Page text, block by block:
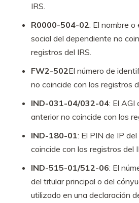
IRS.
R0000-504-02: El nombre o
social del dependiente no
registros del IRS.
FW2-502El número de
no coincide con los registros
IND-031-04/032-04: El AGI
anterior no coincide con los
IND-180-01: El PIN de IP
coincide con los registros del
IND-515-01/512-06: El
del titular principal o del
utilizado en una declaración